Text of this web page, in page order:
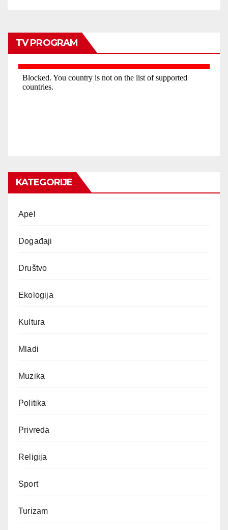
TV PROGRAM
KATEGORIJE
Apel
Događaji
Društvo
Ekologija
Kultura
Mladi
Muzika
Politika
Privreda
Religija
Sport
Turizam